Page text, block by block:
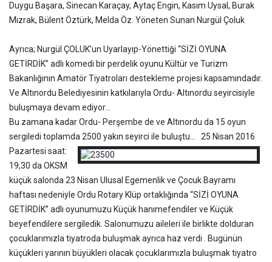
Duygu Başara, Sinecan Karaçay, Aytaç Engin, Kasım Uysal, Burak
Mızrak, Bülent Öztürk, Melda Öz. Yöneten Sunan Nurgül Çoluk
Ayrıca; Nurgül ÇOLUK’un Uyarlayıp-Yönettiği “SİZİ OYUNA
GETİRDİK” adlı komedi bir perdelik oyunu Kültür ve Turizm
Bakanlığının Amatör Tiyatroları destekleme projesi kapsamındadır.
Ve Altınordu Belediyesinin katkılarıyla Ordu- Altınordu seyircisiyle
buluşmaya devam ediyor…
Bu zamana kadar Ordu- Perşembe de ve Altınordu da 15 oyun
sergiledi toplamda 2500 yakın seyirci ile buluştu…
25 Nisan 2016
Pazartesi saat:
19,30 da OKSM
küçük salonda 23 Nisan Ulusal Egemenlik ve Çocuk Bayramı
haftası nedeniyle Ordu Rotary Klüp ortaklığında “SİZİ OYUNA
GETİRDİK” adlı oyunumuzu Küçük hanımefendiler ve Küçük
beyefendilere sergiledik. Salonumuzu aileleri ile birlikte dolduran
çocuklarımızla tiyatroda buluşmak ayrıca haz verdi . Bugünün
küçükleri yarının büyükleri olacak çocuklarımızla buluşmak tiyatro